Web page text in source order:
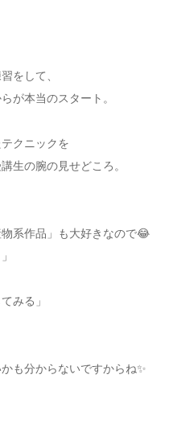
をして、
が本当のスタート。
クニックを
生の腕の見せどころ。
系作品」も大好きなので😂
みる」
も分からないですからね✨